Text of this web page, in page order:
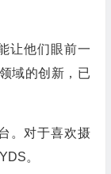
让他们眼前一
域的创新，已
。对于喜欢摄
。